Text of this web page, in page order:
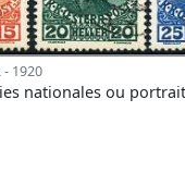
1920
nationales ou